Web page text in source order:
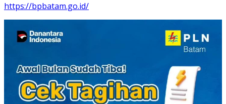
https://bpbatam.go.id/